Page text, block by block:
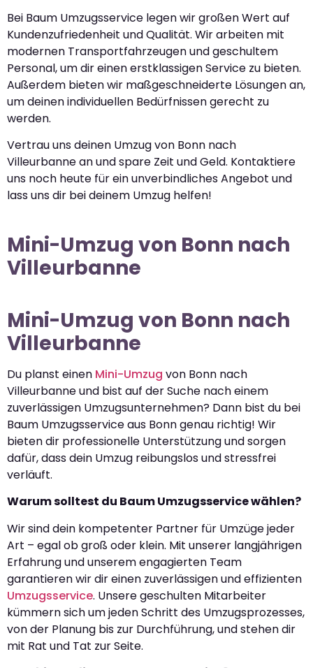
Bei Baum Umzugsservice legen wir großen Wert auf
Kundenzufriedenheit und Qualität. Wir arbeiten mit
modernen Transportfahrzeugen und geschultem
Personal, um dir einen erstklassigen Service zu bieten.
Außerdem bieten wir maßgeschneiderte Lösungen an,
um deinen individuellen Bedürfnissen gerecht zu
werden.
Vertrau uns deinen Umzug von Bonn nach
Villeurbanne an und spare Zeit und Geld. Kontaktiere
uns noch heute für ein unverbindliches Angebot und
lass uns dir bei deinem Umzug helfen!
Mini-Umzug von Bonn nach
Villeurbanne
Mini-Umzug von Bonn nach
Villeurbanne
Du planst einen Mini-Umzug von Bonn nach
Villeurbanne und bist auf der Suche nach einem
zuverlässigen Umzugsunternehmen? Dann bist du bei
Baum Umzugsservice aus Bonn genau richtig! Wir
bieten dir professionelle Unterstützung und sorgen
dafür, dass dein Umzug reibungslos und stressfrei
verläuft.
Warum solltest du Baum Umzugsservice wählen?
Wir sind dein kompetenter Partner für Umzüge jeder
Art – egal ob groß oder klein. Mit unserer langjährigen
Erfahrung und unserem engagierten Team
garantieren wir dir einen zuverlässigen und effizienten
Umzugsservice. Unsere geschulten Mitarbeiter
kümmern sich um jeden Schritt des Umzugsprozesses,
von der Planung bis zur Durchführung, und stehen dir
mit Rat und Tat zur Seite.